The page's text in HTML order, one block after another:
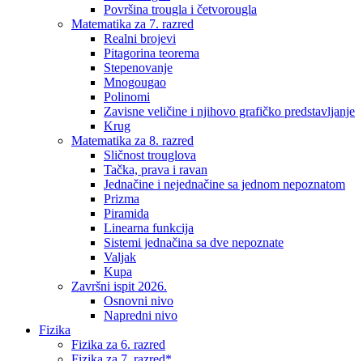
Površina trougla i četvorougla
Matematika za 7. razred
Realni brojevi
Pitagorina teorema
Stepenovanje
Mnogougao
Polinomi
Zavisne veličine i njihovo grafičko predstavljanje
Krug
Matematika za 8. razred
Sličnost trouglova
Tačka, prava i ravan
Jednačine i nejednačine sa jednom nepoznatom
Prizma
Piramida
Linearna funkcija
Sistemi jednačina sa dve nepoznate
Valjak
Kupa
Završni ispit 2026.
Osnovni nivo
Napredni nivo
Fizika
Fizika za 6. razred